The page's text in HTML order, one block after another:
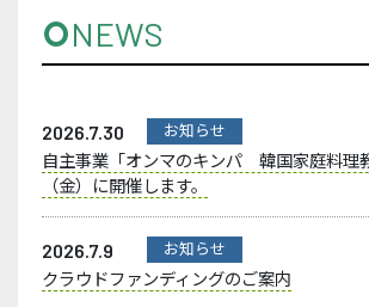
NEWS
2026.7.30 お知らせ
自主事業「オンマのキンパ 韓国家庭料理
（金）に開催します。
2026.7.9 お知らせ
クラウドファンディングのご案内